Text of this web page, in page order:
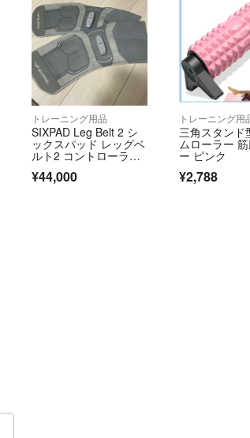
トレーニング用品
SIXPAD Leg Belt 2 シ
ックスパッド レッグベ
ルト2 コントローラー
¥44,000
トレーニング用
三角スタンド
ムローラー
ー ピンク
¥2,788